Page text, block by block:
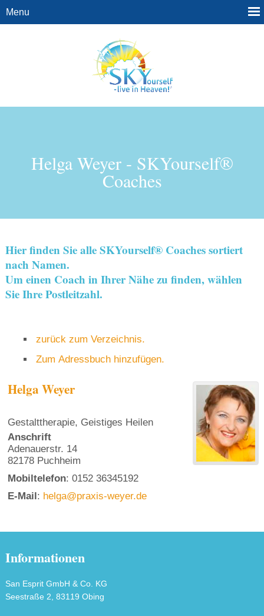
Helga Weyer - SKYourself®
Coaches
Hier finden Sie alle SKYourself® Coaches sortiert
nach Namen.
Um einen Coach in Ihrer Nähe zu finden, wählen
Sie Ihre Postleitzahl.
zurück zum Verzeichnis.
Zum Adressbuch hinzufügen.
Helga Weyer
Gestalttherapie, Geistiges Heilen
Anschrift
Adenauerstr. 14
82178 Puchheim
Mobiltelefon: 0152 36345192
E-Mail: helga@praxis-weyer.de
Informationen
San Esprit GmbH & Co. KG
Seestraße 2, 83119 Obing